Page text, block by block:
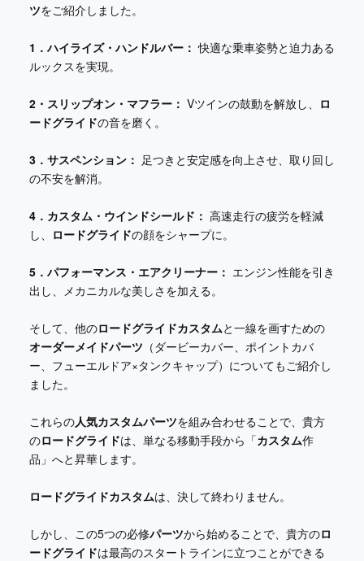
ツをご紹介しました。
1．ハイライズ・ハンドルバー： 快適な乗車姿勢と迫力ある
ルックスを実現。
2・スリップオン・マフラー： Vツインの鼓動を解放し、 ロ
ードグライドの音を磨く。
3．サスペンション： 足つきと安定感を向上させ、取り回し
の不安を解消。
4．カスタム・ウインドシールド： 高速走行の疲労を軽減
し、 ロードグライドの顔をシャープに。
5．パフォーマンス・エアクリーナー： エンジン性能を引き
出し、メカニカルな美しさを加える。
そして、他のロードグライドカスタムと一線を画すための
オーダーメイドパーツ （ダービーカバー、ポイントカバ
ー、フューエルドア×タンクキャップ）についてもご紹介し
ました。
これらの人気カスタムパーツを組み合わせることで、貴方
のロードグライドは、単なる移動手段から「カスタム作
品」へと昇華します。
ロードグライドカスタムは、決して終わりません。
しかし、この5つの必修パーツから始めることで、貴方のロ
ードグライドは最高のスタートラインに立つことができる